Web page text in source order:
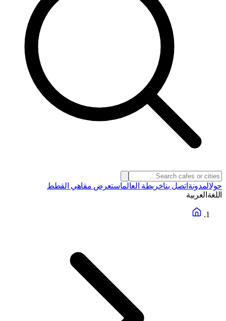
حولالمدونة اتصل بناخريطة العالماستعرض مقاهي القطط
اللغة العربية